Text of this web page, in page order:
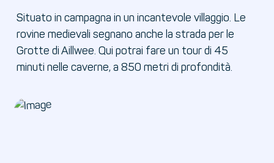
Situato in campagna in un incantevole villaggio. Le
rovine medievali segnano anche la strada per le
Grotte di Aillwee. Qui potrai fare un tour di 45
minuti nelle caverne, a 850 metri di profondità.